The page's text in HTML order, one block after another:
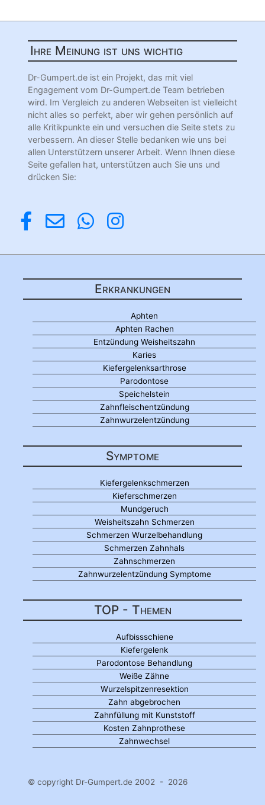
Ihre Meinung ist uns wichtig
Dr-Gumpert.de ist ein Projekt, das mit viel
Engagement vom Dr-Gumpert.de Team betrieben
wird. Im Vergleich zu anderen Webseiten ist vielleicht
nicht alles so perfekt, aber wir gehen persönlich auf
alle Kritikpunkte ein und versuchen die Seite stets zu
verbessern. An dieser Stelle bedanken wie uns bei
allen Unterstützern unserer Arbeit. Wenn Ihnen diese
Seite gefallen hat, unterstützen auch Sie uns und
drücken Sie:
Erkrankungen
Aphten
Aphten Rachen
Entzündung Weisheitszahn
Karies
Kiefergelenksarthrose
Parodontose
Speichelstein
Zahnfleischentzündung
Zahnwurzelentzündung
Symptome
Kiefergelenkschmerzen
Kieferschmerzen
Mundgeruch
Weisheitszahn Schmerzen
Schmerzen Wurzelbehandlung
Schmerzen Zahnhals
Zahnschmerzen
Zahnwurzelentzündung Symptome
TOP - Themen
Aufbissschiene
Kiefergelenk
Parodontose Behandlung
Weiße Zähne
Wurzelspitzenresektion
Zahn abgebrochen
Zahnfüllung mit Kunststoff
Kosten Zahnprothese
Zahnwechsel
© copyright Dr-Gumpert.de 2002 - 2026